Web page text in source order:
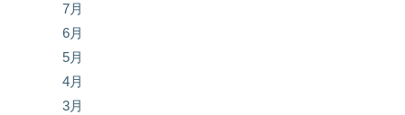
7月
6月
5月
4月
3月